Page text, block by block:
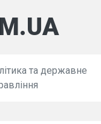
та державне